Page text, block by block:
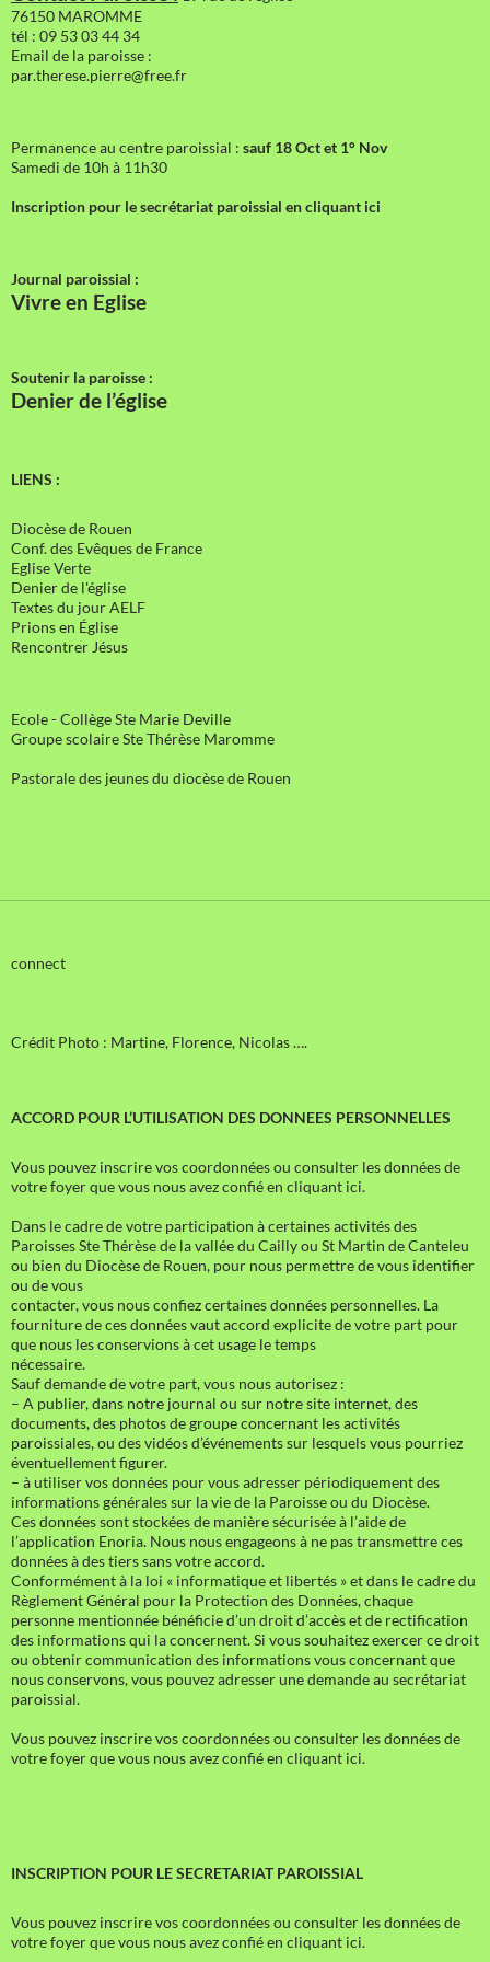
76150 MAROMME
tél : 09 53 03 44 34
Email de la paroisse :
par.therese.pierre@free.fr
Permanence au centre paroissial : sauf 18 Oct et 1° Nov
Samedi de 10h à 11h30
Inscription pour le secrétariat paroissial en cliquant ici
Journal paroissial :
Vivre en Eglise
Soutenir la paroisse :
Denier de l’église
LIENS :
Diocèse de Rouen
Conf. des Evêques de France
Eglise Verte
Denier de l'église
Textes du jour AELF
Prions en Église
Rencontrer Jésus
Ecole - Collège Ste Marie Deville
Groupe scolaire Ste Thérèse Maromme
Pastorale des jeunes du diocèse de Rouen
connect
Crédit Photo : Martine, Florence, Nicolas ….
ACCORD POUR L’UTILISATION DES DONNEES PERSONNELLES
Vous pouvez inscrire vos coordonnées ou consulter les données de
votre foyer que vous nous avez confié en cliquant ici.
Dans le cadre de votre participation à certaines activités des
Paroisses Ste Thérèse de la vallée du Cailly ou St Martin de Canteleu
ou bien du Diocèse de Rouen, pour nous permettre de vous identifier
ou de vous
contacter, vous nous confiez certaines données personnelles. La
fourniture de ces données vaut accord explicite de votre part pour
que nous les conservions à cet usage le temps
nécessaire.
Sauf demande de votre part, vous nous autorisez :
– A publier, dans notre journal ou sur notre site internet, des
documents, des photos de groupe concernant les activités
paroissiales, ou des vidéos d’événements sur lesquels vous pourriez
éventuellement figurer.
– à utiliser vos données pour vous adresser périodiquement des
informations générales sur la vie de la Paroisse ou du Diocèse.
Ces données sont stockées de manière sécurisée à l’aide de
l’application Enoria. Nous nous engageons à ne pas transmettre ces
données à des tiers sans votre accord.
Conformément à la loi « informatique et libertés » et dans le cadre du
Règlement Général pour la Protection des Données, chaque
personne mentionnée bénéficie d’un droit d’accès et de rectification
des informations qui la concernent. Si vous souhaitez exercer ce droit
ou obtenir communication des informations vous concernant que
nous conservons, vous pouvez adresser une demande au secrétariat
paroissial.
Vous pouvez inscrire vos coordonnées ou consulter les données de
votre foyer que vous nous avez confié en cliquant ici.
INSCRIPTION POUR LE SECRETARIAT PAROISSIAL
Vous pouvez inscrire vos coordonnées ou consulter les données de
votre foyer que vous nous avez confié en cliquant ici.